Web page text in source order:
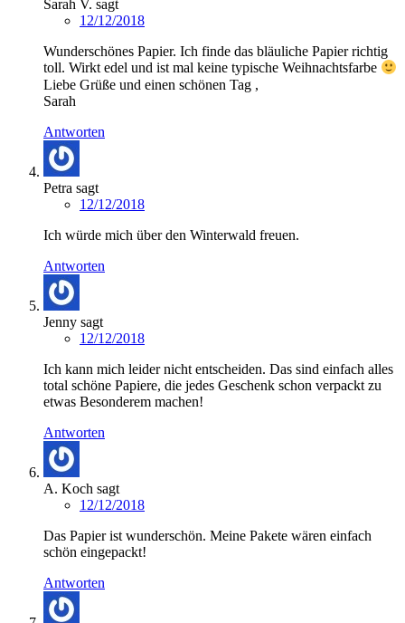
Sarah V. sagt
12/12/2018
Wunderschönes Papier. Ich finde das bläuliche Papier richtig
toll. Wirkt edel und ist mal keine typische Weihnachtsfarbe
Liebe Grüße und einen schönen Tag ,
Sarah
Antworten
Petra sagt
12/12/2018
Ich würde mich über den Winterwald freuen.
Antworten
Jenny sagt
12/12/2018
Ich kann mich leider nicht entscheiden. Das sind einfach alles
total schöne Papiere, die jedes Geschenk schon verpackt zu
etwas Besonderem machen!
Antworten
A. Koch sagt
12/12/2018
Das Papier ist wunderschön. Meine Pakete wären einfach
schön eingepackt!
Antworten